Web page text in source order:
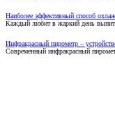
Наиболее эффективный способ
Каждый любит в жаркий день выпить
Инфракрасный пирометр –
Современный инфракрасный